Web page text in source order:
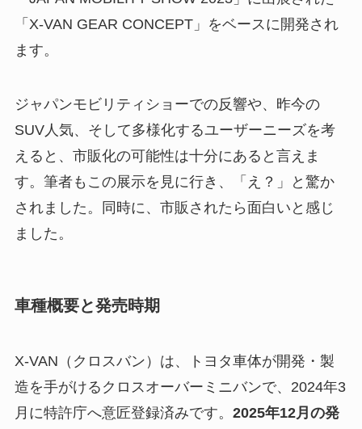
「X-VAN GEAR CONCEPT」をベースに開発され
ます。
ジャパンモビリティショーでの反響や、昨今の
SUV人気、そして多様化するユーザーニーズを考
えると、市販化の可能性は十分にあると言えま
す。筆者もこの展示を見に行き、「え？」と驚か
されました。同時に、市販されたら面白いと感じ
ました。
車種概要と発売時期
X-VAN（クロスバン）は、トヨタ車体が開発・製
造を手がけるクロスオーバーミニバンで、2024年3
月に特許庁へ意匠登録済みです。 2025年12月の発